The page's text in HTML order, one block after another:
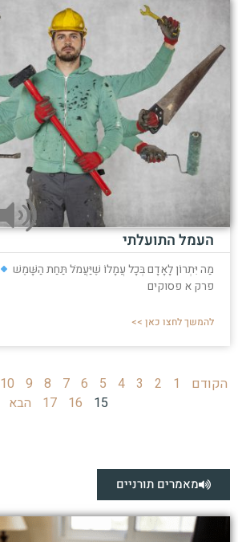
העמל התועלתי
מַה יִּתְרוֹן לָאָדָם בְּכָל עֲמָלוֹ שֶׁיַּעֲמֹל תַּחַת הַשָּׁמֶשׁ
פרק א פסוקים
להמשך לחצו כאן >>
הקודם 1
2
3
4
5
6
7
8
9
10
15
16
17 הבא
מאמרים תורניים